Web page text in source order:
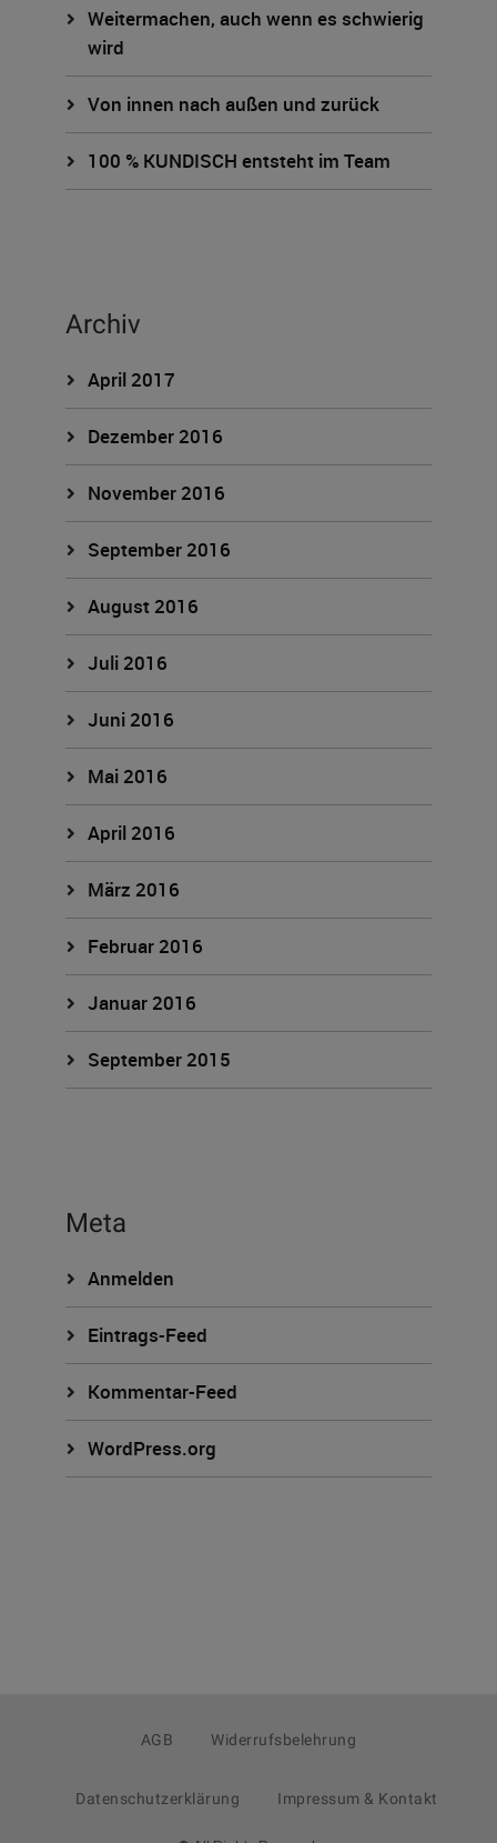
Weitermachen, auch wenn es schwierig
wird
Von innen nach außen und zurück
100 % KUNDISCH entsteht im Team
Archiv
April 2017
Dezember 2016
November 2016
September 2016
August 2016
Juli 2016
Juni 2016
Mai 2016
April 2016
März 2016
Februar 2016
Januar 2016
September 2015
Meta
Anmelden
Eintrags-Feed
Kommentar-Feed
WordPress.org
AGB Widerrufsbelehrung
Datenschutzerklärung Impressum & Kontakt